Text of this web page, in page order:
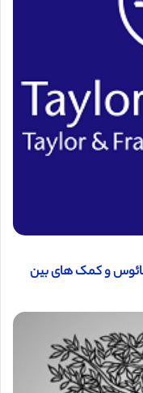
مائوس و کمک های بین